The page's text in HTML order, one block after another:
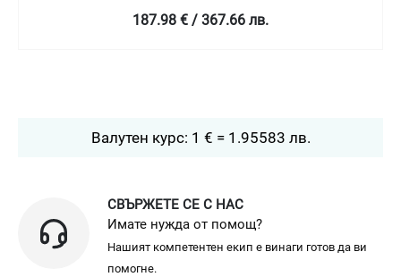
187.98 € / 367.66 лв.
Валутен курс: 1 € = 1.95583 лв.
СВЪРЖЕТЕ СЕ С НАС
Имате нужда от помощ?
Нашият компетентен екип е винаги готов да ви
помогне.